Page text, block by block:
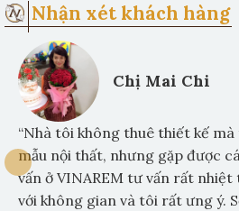
Nhận xét khách hàng
Chị Mai Chi
“Nhà tôi không thuê thiết kế
mẫu nội thất, nhưng gặp được
vấn ở VINAREM tư vấn rất
với không gian và tôi rất ưng ý.